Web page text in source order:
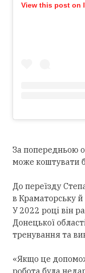
View this post on
За попередньою
може коштувати
До переїзду
в Краматорську
У 2022 році він
Донецької
тренування та
«Якщо це
робота була